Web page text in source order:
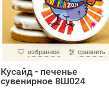
избранное сравнить
Кусайд - печенье
сувенирное 8Ш024